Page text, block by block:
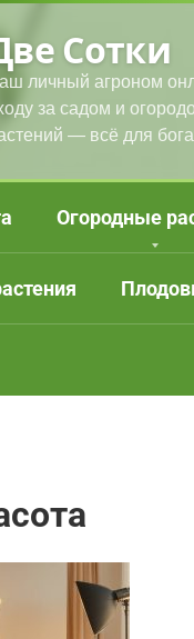
Сотки
личный агроном
за садом и
— всё для
Огородные